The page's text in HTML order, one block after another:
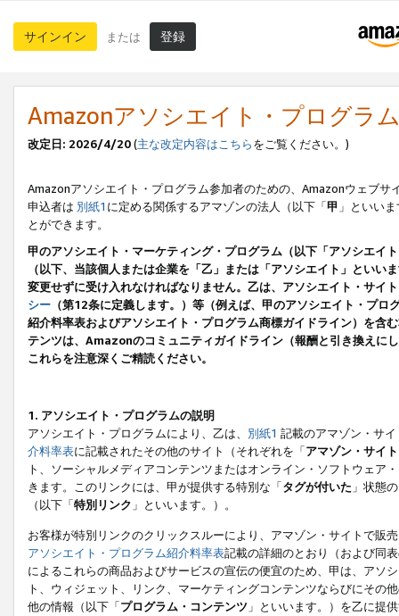
サインイン または 登録
Amazonアソシエイト・プログラ
改定日: 2026/4/20(主な改定内容はこちらをご覧ください。)
Amazonアソシエイト・プログラム参加者のための、Amazonウェブサ
申込者は 別紙1 に定める関係するアマゾンの法人（以下「甲 」といい
とができます。
甲のアソシエイト・マーケティング・プログラム（以下「アソシエイ
（以下、当該個人または企業を「乙」または「アソシエイト」とい
変更せずに受け入れなければなりません。乙は、アソシエイト・サイ
シー （第12条に定義します。）等（例えば、甲のアソシエイト・プ
紹介料率表およびアソシエイト・プログラム商標ガイドライン）を
テンツは、Amazonのコミュニティガイドライン（報酬と引き換えに
これらを注意深くご精読ください。
1. アソシエイト・プログラムの説明
アソシエイト・プログラムにより、乙は、 別紙1 記載のアマゾン・サ
介料率表に記載されたその他のサイト（それぞれを「アマゾン・サイト
ト、ソーシャルメディアコンテンツまたはオンライン・ソフトウェア
きます。このリンクには、甲が提供する特別な「タグが付いた 」状態
（以下「特別リンク 」といいます。）。
お客様が特別リンクのクリックスルーにより、アマゾン・サイトで販
アソシエイト・プログラム紹介料率表記載の詳細のとおり（および同
によるこれらの商品およびサービスの宣伝の便宜のため、甲は、アソ
ト、ウィジェット、リンク、マーケティングコンテンツならびにその
他の情報（以下「プログラム・コンテンツ 」といいます。）を乙に提